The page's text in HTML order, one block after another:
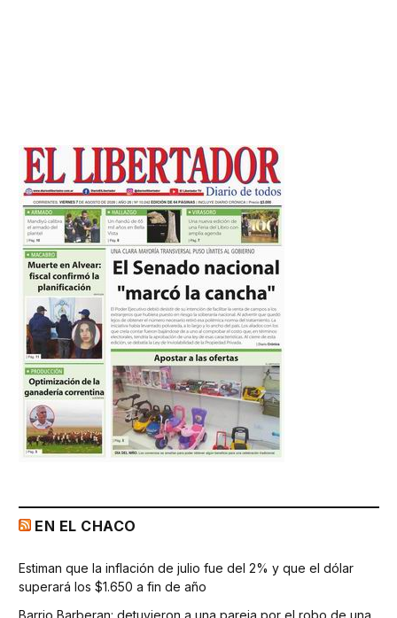
EN EL CHACO
Estiman que la inflación de julio fue del 2% y que el dólar
superará los $1.650 a fin de año
Barrio Barberan: detuvieron a una pareja por el robo de una